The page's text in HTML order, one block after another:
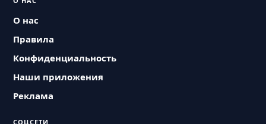
О нас
Правила
Конфиденциальность
Наши приложения
Реклама
СОЦСЕТИ